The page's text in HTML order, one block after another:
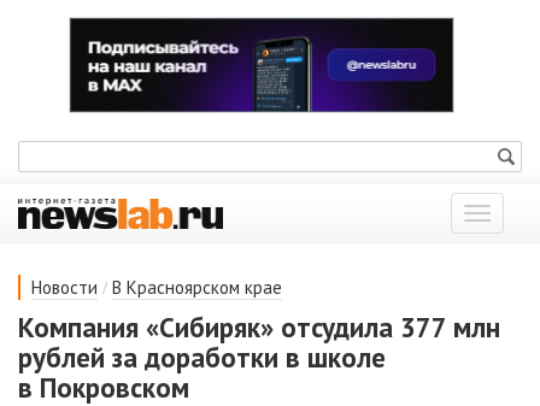
Показать
меню
Новости / В Красноярском крае
Компания «Сибиряк» отсудила 377 млн
рублей за доработки в школе
в Покровском